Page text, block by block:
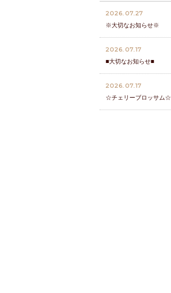
2026.07.27
※大切なお知らせ※
2026.07.17
■大切なお知らせ■
2026.07.17
☆チェリーブロッサム☆